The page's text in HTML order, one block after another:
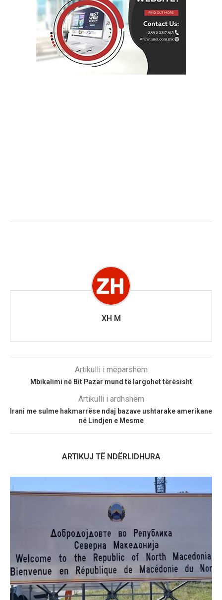
XH M
Artikulli i mëparshëm
Mbikalimi në Bit Pazar mund të largohet tërësisht
Artikulli i ardhshëm
Irani me sulme hakmarrëse ndaj bazave ushtarake amerikane
në Lindjen e Mesme
ARTIKUJ TË NDËRLIDHURA